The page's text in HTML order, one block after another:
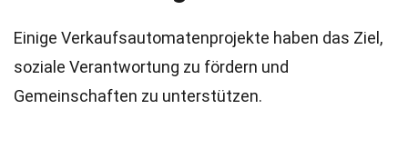
Einige Verkaufsautomatenprojekte haben das Ziel,
soziale Verantwortung zu fördern und
Gemeinschaften zu unterstützen.